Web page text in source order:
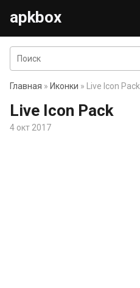
apkbox
Главная » Иконки » Live Icon Pack
Live Icon Pack
4 окт 2017